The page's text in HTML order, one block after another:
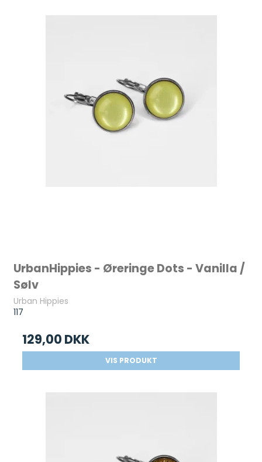
UrbanHippies - Øreringe Dots - Vanilla /
Sølv
Urban Hippies
117
129,00 DKK
VIS PRODUKT